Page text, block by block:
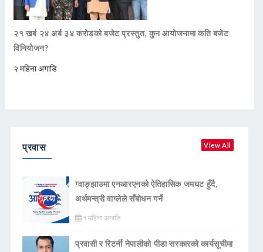
२१ खर्ब २४ अर्ब ३४ करोडको बजेट प्रस्तुत, कुन आयोजनामा कति बजेट
विनियोजन?
२ महिना अगाडि
प्रवास View All
ग्वाङ्झाउमा एनआरएनको ऐतिहासिक जमघट हुँदै,
अर्थमन्त्री वाग्लेले सँबोधन गर्ने
१ महिना अगाडि
प्रवासी र रिटर्नी नेपालीको पीडा सरकारको कार्यसूचीमा